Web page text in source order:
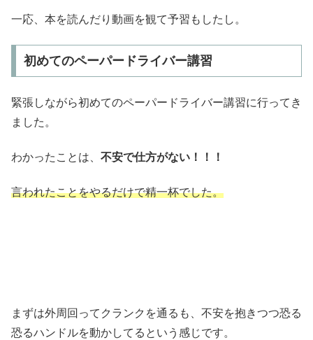
一応、本を読んだり動画を観て予習もしたし。
初めてのペーパードライバー講習
緊張しながら初めてのペーパードライバー講習に行ってき
ました。
わかったことは、 不安で仕方がない！！！
言われたことをやるだけで精一杯でした。
まずは外周回ってクランクを通るも、不安を抱きつつ恐る
恐るハンドルを動かしてるという感じです。